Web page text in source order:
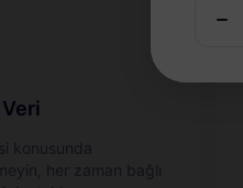
Veri